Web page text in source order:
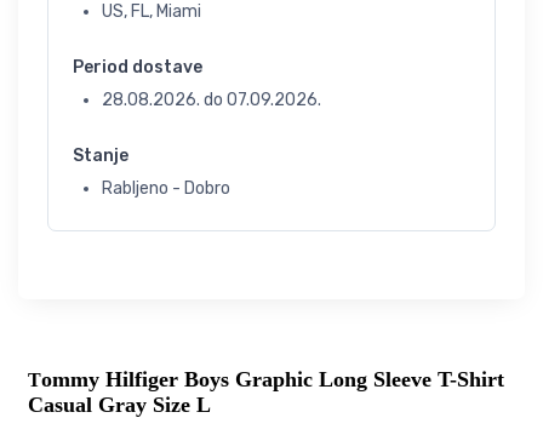
US, FL, Miami
Period dostave
28.08.2026. do 07.09.2026.
Stanje
Rabljeno - Dobro